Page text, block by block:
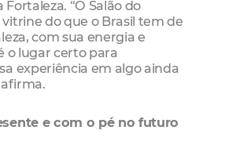
“O Salão do
do que o Brasil tem de
com sua energia e
o lugar certo para
experiência em algo ainda
afirma.
e com o pé no futuro